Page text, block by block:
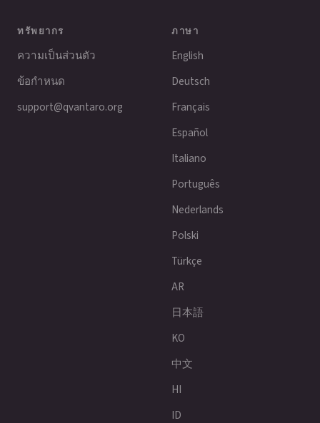
ทรัพยากร
ความเป็นส่วนตัว
ข้อกำหนด
support@qvantaro.org
ภาษา
English
Deutsch
Français
Español
Italiano
Português
Nederlands
Polski
Türkçe
AR
日本語
KO
中文
HI
ID